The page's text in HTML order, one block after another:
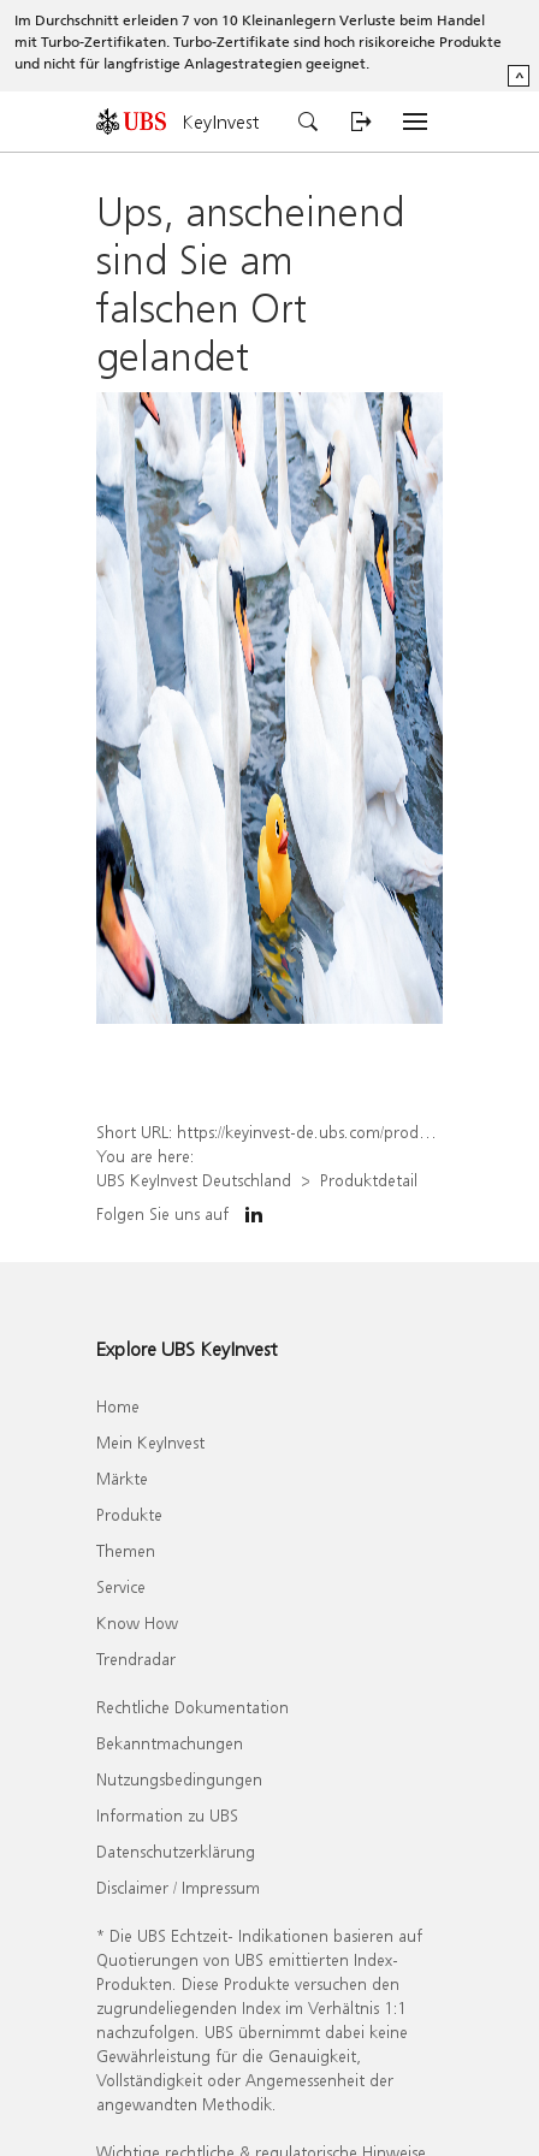
Im Durchschnitt erleiden 7 von 10 Kleinanlegern Verluste beim Handel
mit Turbo-Zertifikaten. Turbo-Zertifikate sind hoch risikoreiche Produkte
und nicht für langfristige Anlagestrategien geeignet.
^
KeyInvest
Ups, anscheinend
sind Sie am
falschen Ort
gelandet
Short URL: https://keyinvest-de.ubs.com/produkt/detail/index/isin/DE000WA8TGH6
You are here:
UBS KeyInvest Deutschland
Produktdetail
Folgen Sie uns auf
Explore UBS KeyInvest
Home
Mein KeyInvest
Märkte
Produkte
Themen
Service
Know How
Trendradar
Rechtliche Dokumentation
Bekanntmachungen
Nutzungsbedingungen
Information zu UBS
Datenschutzerklärung
Disclaimer / Impressum
* Die UBS Echtzeit- Indikationen basieren auf
Quotierungen von UBS emittierten Index-
Produkten. Diese Produkte versuchen den
zugrundeliegenden Index im Verhältnis 1:1
nachzufolgen. UBS übernimmt dabei keine
Gewährleistung für die Genauigkeit,
Vollständigkeit oder Angemessenheit der
angewandten Methodik.